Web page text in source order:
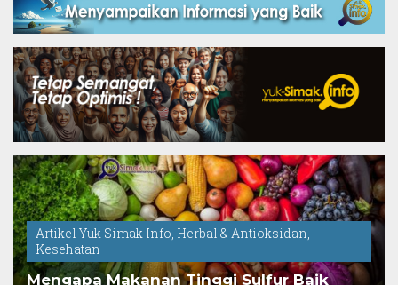
Artikel Yuk Simak Info, Herbal & Antioksidan,
Kesehatan
Mengapa Makanan Tinggi Sulfur Baik